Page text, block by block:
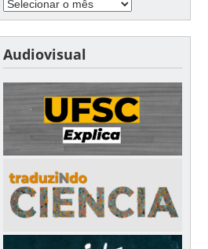
Audiovisual